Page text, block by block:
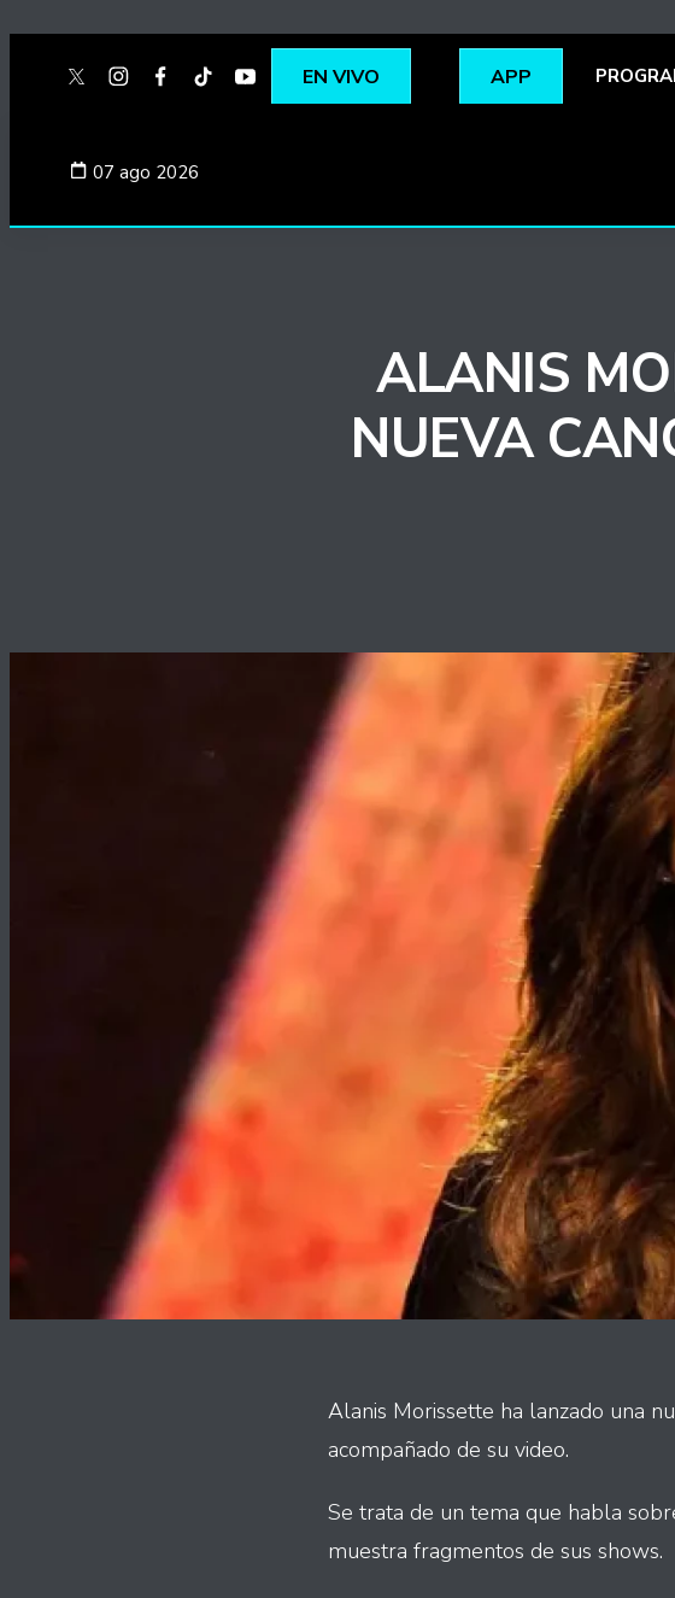
twitterinstagram
facebook
tiktokyoutubespotify
EN VIVO APP
07 ago 2026
ALANIS
NUEVA
Alanis Morissette ha lanzado una
acompañado de su video.
Se trata de un tema que habla
muestra fragmentos de sus shows.